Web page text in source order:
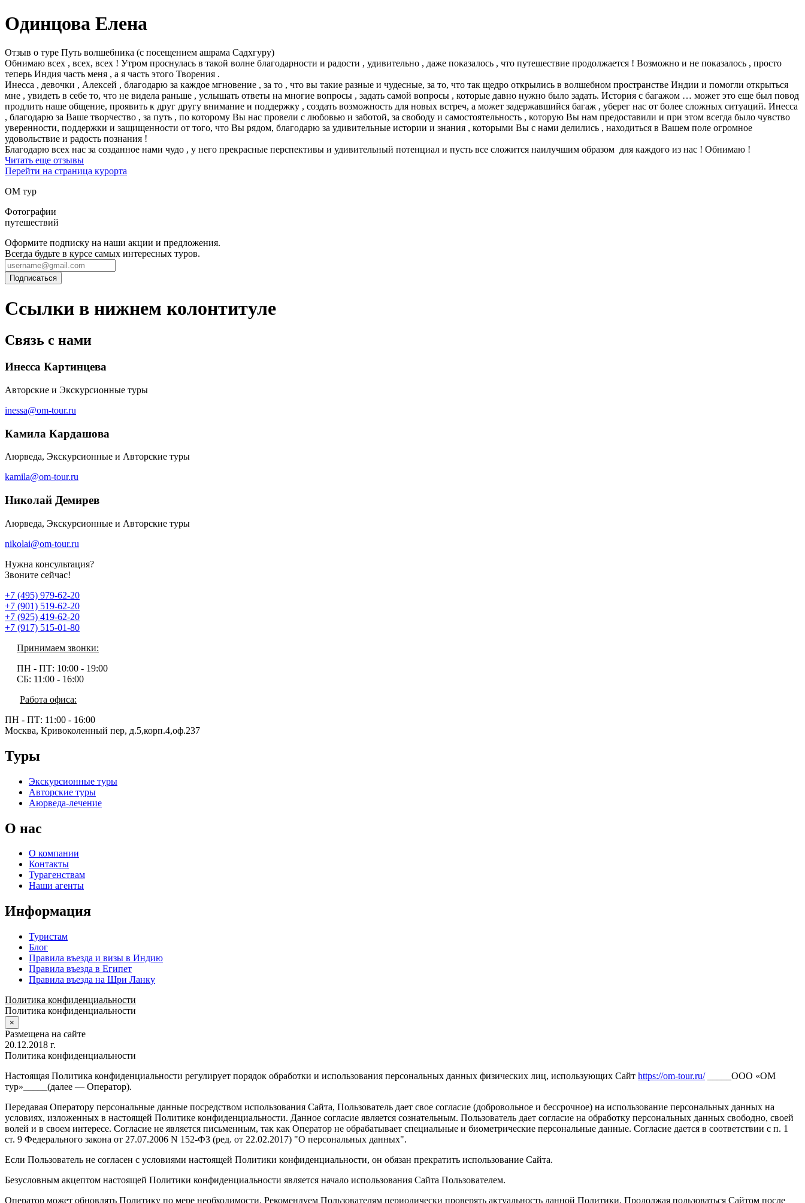
Одинцова Елена
Отзыв о туре Путь волшебника (с посещением ашрама Садхгуру)
Обнимаю всех , всех, всех ! Утром проснулась в такой волне благодарности и радости , удивительно , даже показалось , что путешествие продолжается ! Возможно и не показалось , просто
теперь Индия часть меня , а я часть этого Творения .
Инесса , девочки , Алексей , благодарю за каждое мгновение , за то , что вы такие разные и чудесные, за то, что так щедро открылись в волшебном пространстве Индии и помогли открыться
мне , увидеть в себе то, что не видела раньше , услышать ответы на многие вопросы , задать самой вопросы , которые давно нужно было задать. История с багажом … может это еще был повод
продлить наше общение, проявить к друг другу внимание и поддержку , создать возможность для новых встреч, а может задержавшийся багаж , уберег нас от более сложных ситуаций. Инесса
, благодарю за Ваше творчество , за путь , по которому Вы нас провели с любовью и заботой, за свободу и самостоятельность , которую Вы нам предоставили и при этом всегда было чувство
уверенности, поддержки и защищенности от того, что Вы рядом, благодарю за удивительные истории и знания , которыми Вы с нами делились , находиться в Вашем поле огромное
удовольствие и радость познания !
Благодарю всех нас за созданное нами чудо , у него прекрасные перспективы и удивительный потенциал и пусть все сложится наилучшим образом для каждого из нас ! Обнимаю !
Читать еще отзывы
Перейти на страница курорта
ОМ тур
Фотографии
путешествий
Оформите подписку на наши акции и предложения.
Всегда будьте в курсе самых интересных туров.
Ссылки в нижнем колонтитуле
Связь с нами
Инесса Картинцева
Авторские и Экскурсионные туры
inessa@om-tour.ru
Камила Кардашова
Аюрведа, Экскурсионные и Авторские туры
kamila@om-tour.ru
Николай Демирев
Аюрведа, Экскурсионные и Авторские туры
nikolai@om-tour.ru
Нужна консультация?
Звоните сейчас!
+7 (495) 979-62-20
+7 (901) 519-62-20
+7 (925) 419-62-20
+7 (917) 515-01-80
Принимаем звонки:
ПН - ПТ: 10:00 - 19:00
СБ: 11:00 - 16:00
Работа офиса:
ПН - ПТ: 11:00 - 16:00
Москва, Кривоколенный пер, д.5,корп.4,оф.237
Туры
Экскурсионные туры
Авторские туры
Аюрведа-лечение
О нас
О компании
Контакты
Турагенствам
Наши агенты
Информация
Туристам
Блог
Правила въезда и визы в Индию
Правила въезда в Египет
Правила въезда на Шри Ланку
Политика конфиденциальности
Политика конфиденциальности
×
Размещена на сайте
20.12.2018 г.
Политика конфиденциальности
Настоящая Политика конфиденциальности регулирует порядок обработки и использования персональных данных физических лиц, использующих Сайт https://om-tour.ru/_____ООО «ОМ
тур»_____(далее — Оператор).
Передавая Оператору персональные данные посредством использования Сайта, Пользователь дает свое согласие (добровольное и бессрочное) на использование персональных данных на
условиях, изложенных в настоящей Политике конфиденциальности. Данное согласие является сознательным. Пользователь дает согласие на обработку персональных данных свободно, своей
волей и в своем интересе. Согласие не является письменным, так как Оператор не обрабатывает специальные и биометрические персональные данные. Согласие дается в соответствии с п. 1
ст. 9 Федерального закона от 27.07.2006 N 152-ФЗ (ред. от 22.02.2017) "О персональных данных".
Если Пользователь не согласен с условиями настоящей Политики конфиденциальности, он обязан прекратить использование Сайта.
Безусловным акцептом настоящей Политики конфиденциальности является начало использования Сайта Пользователем.
Оператор может обновлять Политику по мере необходимости. Рекомендуем Пользователям периодически проверять актуальность данной Политики. Продолжая пользоваться Сайтом после